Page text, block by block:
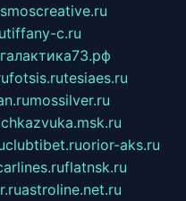
tiffany-c.ru
галактика73.рф
fotsis.rutesiaes.ru
mossilver.ru
clubtibet.ruorior-aks.ru
flatnsk.ru
astroline.net.ru